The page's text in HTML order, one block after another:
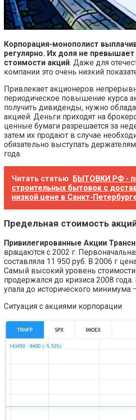
Корпорация-монополист
регулярно. Их доля не
стоимости акций. Даже для
компании это очень низкий
Привлекает акционеров
периодическое повышение курса
получить дивиденды, нужно
акцией. Деньги приходят на
ценные бумаги разрешается за
затем их продают в случае
обязательно выступать
года.
Читать статью БЫТОВКИ РФ -
строительных бытовок с
низкой цене в Санкт-
Предельная стоимость
Привилегированные Акции
вращаются с 2002 г.
составляла 11 950 руб. В 2006 г
Самый высокий уровень
продержался до кризиса 2008
упала до исторического минимума
Ситуация с акциями корпорации